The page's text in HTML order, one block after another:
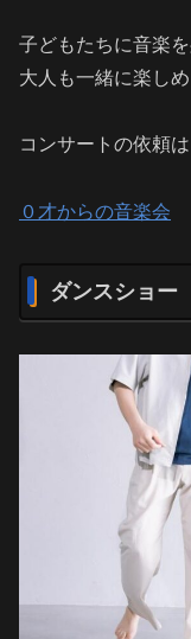
子どもたちに音楽
大人も一緒に楽し
コンサートの依頼
０才からの音楽会
ダンスショー